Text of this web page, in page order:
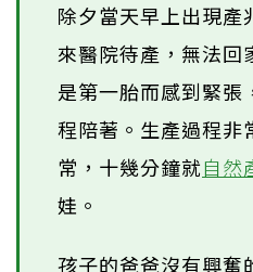
除夕當天早上出現產
來醫院待產，無法回
是第一胎而感到緊張
程陪著。生產過程非
常，十幾分鐘就自然
娃。
孩子的爸爸沒有興奮